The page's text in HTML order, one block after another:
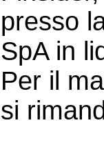
presso
SpA in
Per il
si